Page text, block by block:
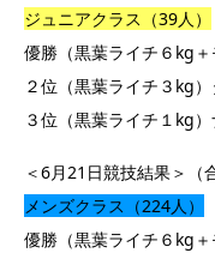
ジュニアクラス（39人）
優勝（黒葉ライチ６kg
２位（黒葉ライチ３kg
３位（黒葉ライチ１kg
＜6月21日競技結果＞（
メンズクラス（224人）
優勝（黒葉ライチ６kg